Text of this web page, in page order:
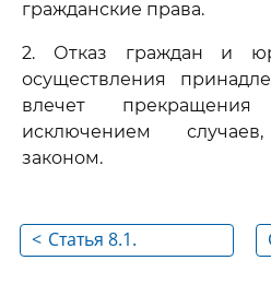
гражданские права.
2. Отказ граждан и
осуществления
влечет
исключением
законом.
< Статья 8.1.